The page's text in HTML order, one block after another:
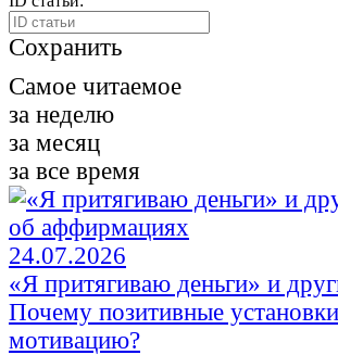
Сохранить
Самое читаемое
за неделю
за месяц
за все время
24.07.2026
«Я притягиваю деньги» и
Почему позитивные
мотивацию?